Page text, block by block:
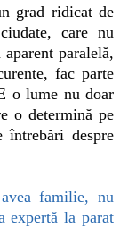
grad ridicat de
care nu
paralelă,
fac parte
o lume nu doar
o determină pe
despre
familie, nu
expertă la parat